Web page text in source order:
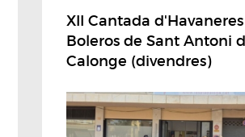
XII Cantada
Boleros de Sant Antoni
Calonge (divendres)